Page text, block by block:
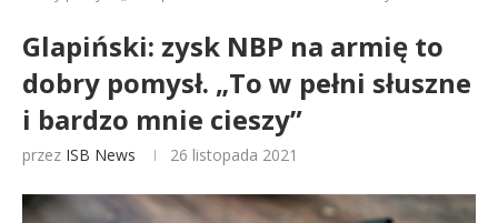
Glapiński: zysk NBP na armię to
dobry pomysł. „To w pełni słuszne
i bardzo mnie cieszy”
przez ISB News 26 listopada 2021